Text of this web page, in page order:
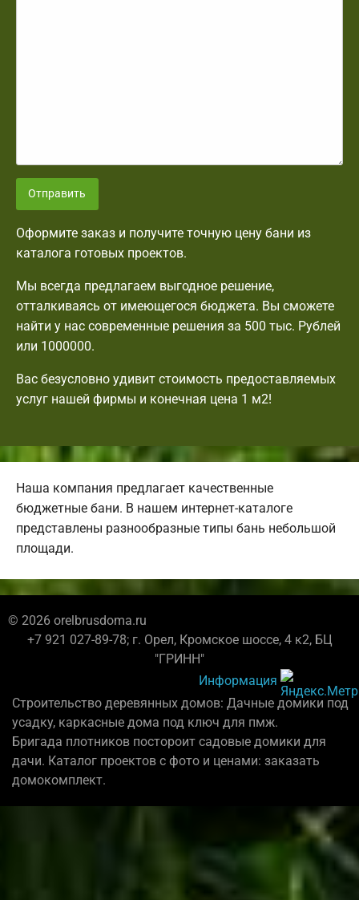
Отправить
Оформите заказ и получите точную цену бани из
каталога готовых проектов.
Мы всегда предлагаем выгодное решение,
отталкиваясь от имеющегося бюджета. Вы сможете
найти у нас современные решения за 500 тыс. Рублей
или 1000000.
Вас безусловно удивит стоимость предоставляемых
услуг нашей фирмы и конечная цена 1 м2!
Наша компания предлагает качественные
бюджетные бани. В нашем интернет-каталоге
представлены разнообразные типы бань небольшой
площади.
© 2026 orelbrusdoma.ru
+7 921 027-89-78; г. Орел, Кромское шоссе, 4 к2, БЦ
"ГРИНН"
Информация
Строительство деревянных домов: Дачные домики под
усадку, каркасные дома под ключ для пмж.
Бригада плотников постороит садовые домики для
дачи. Каталог проектов с фото и ценами: заказать
домокомплект.